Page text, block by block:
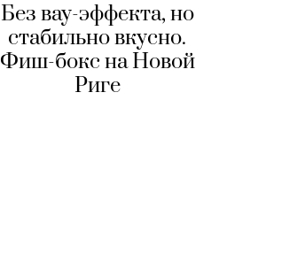
Без вау-эффекта, но
стабильно вкусно.
Фиш-бокс на Новой
Риге